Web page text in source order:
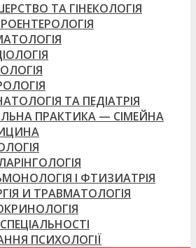
ТА ГІНЕКОЛОГІЯ
ТА ПЕДІАТРІЯ
ПРАКТИКА — СІМЕЙНА
І ФТИЗИАТРІЯ
И ТРАВМАТОЛОГІЯ
ПСИХОЛОГІЇ